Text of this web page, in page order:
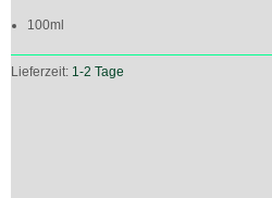
100ml
Lieferzeit: 1-2 Tage